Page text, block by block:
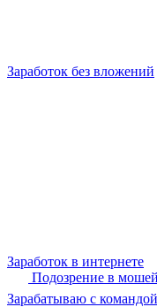
Заработок без вложений
Заработок в интернете
Подозрение в
Зарабатываю с